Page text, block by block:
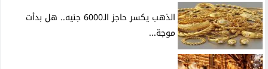
الذهب يكسر حاجز الـ6000 جنيه.. هل بدأت
موجة...